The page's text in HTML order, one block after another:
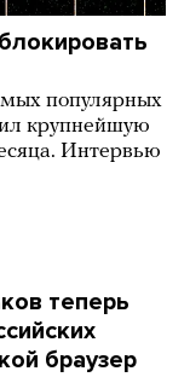
популярных
крупнейшую
Интервью
теперь
браузер